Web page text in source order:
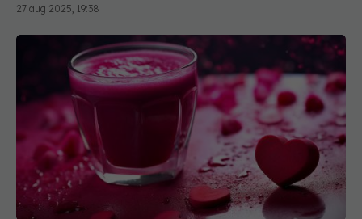
27 aug 2025, 19:38